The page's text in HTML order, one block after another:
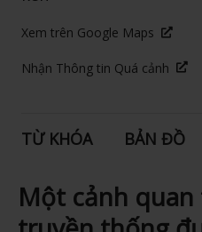
Xem trên Google Maps
Nhận Thông tin Quá cảnh
TỪ KHÓA BẢN ĐỒ
Một cảnh